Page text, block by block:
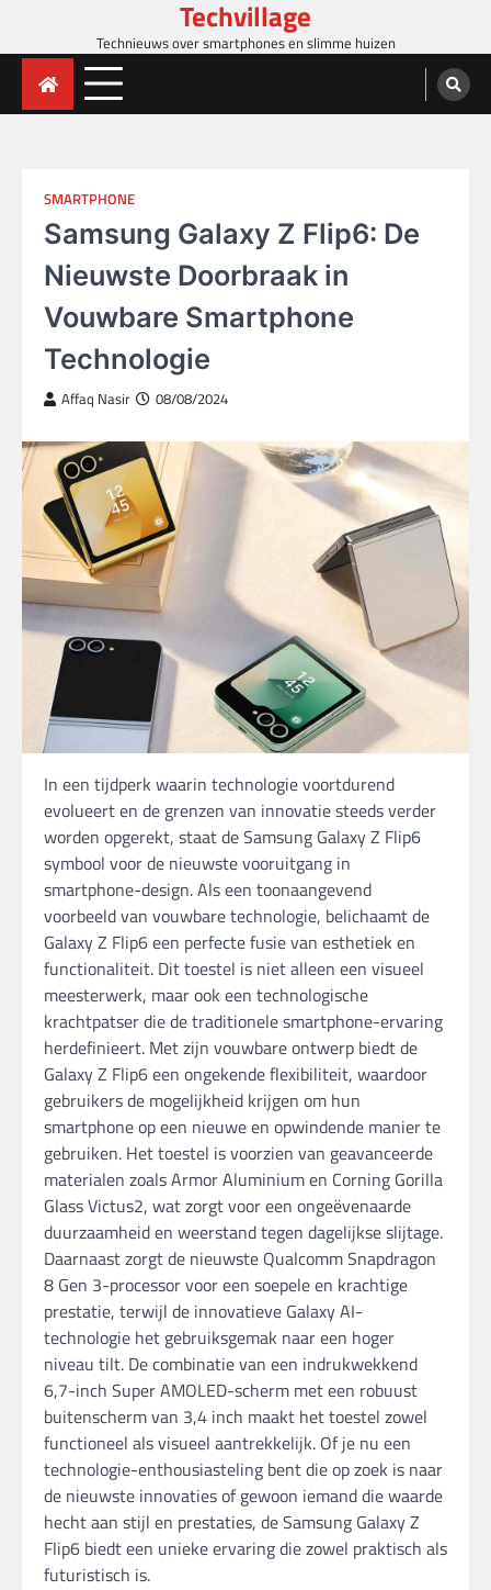
content
Techvillage
Technieuws over smartphones en slimme huizen
SMARTPHONE
Samsung Galaxy Z Flip6: De
Nieuwste Doorbraak in
Vouwbare Smartphone
Technologie
Affaq Nasir 08/08/2024
In een tijdperk waarin technologie voortdurend
evolueert en de grenzen van innovatie steeds verder
worden opgerekt, staat de Samsung Galaxy Z Flip6
symbool voor de nieuwste vooruitgang in
smartphone-design. Als een toonaangevend
voorbeeld van vouwbare technologie, belichaamt de
Galaxy Z Flip6 een perfecte fusie van esthetiek en
functionaliteit. Dit toestel is niet alleen een visueel
meesterwerk, maar ook een technologische
krachtpatser die de traditionele smartphone-ervaring
herdefinieert. Met zijn vouwbare ontwerp biedt de
Galaxy Z Flip6 een ongekende flexibiliteit, waardoor
gebruikers de mogelijkheid krijgen om hun
smartphone op een nieuwe en opwindende manier te
gebruiken. Het toestel is voorzien van geavanceerde
materialen zoals Armor Aluminium en Corning Gorilla
Glass Victus2, wat zorgt voor een ongeëvenaarde
duurzaamheid en weerstand tegen dagelijkse slijtage.
Daarnaast zorgt de nieuwste Qualcomm Snapdragon
8 Gen 3-processor voor een soepele en krachtige
prestatie, terwijl de innovatieve Galaxy AI-
technologie het gebruiksgemak naar een hoger
niveau tilt. De combinatie van een indrukwekkend
6,7-inch Super AMOLED-scherm met een robuust
buitenscherm van 3,4 inch maakt het toestel zowel
functioneel als visueel aantrekkelijk. Of je nu een
technologie-enthousiasteling bent die op zoek is naar
de nieuwste innovaties of gewoon iemand die waarde
hecht aan stijl en prestaties, de Samsung Galaxy Z
Flip6 biedt een unieke ervaring die zowel praktisch als
futuristisch is.